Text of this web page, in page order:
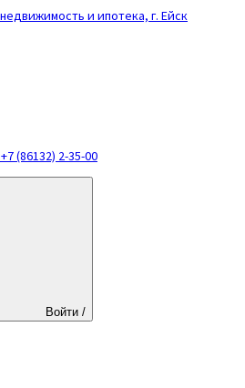
+7 (86132) 2-35-00
Войти /